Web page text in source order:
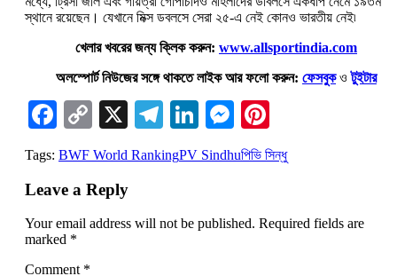
স্থানে রয়েছেন। যেখানে মিক্স ডবলসে সেরা ২৫-এ নেই কোনও ভারতীয় নেই৷
খেলার খবরের জন্য ক্লিক করুন: www.allsportindia.com
অলস্পোর্ট নিউজের সঙ্গে থাকতে লাইক আর ফলো করুন: ফেসবুকওটুইটার
Facebook
Copy
Link
X Telegram
LinkedIn
Messenger
Tags: BWF World RankingPV Sindhuপিভি সিন্ধু
Leave a Reply
Your email address will not be published. Required fields are
marked *
Comment *